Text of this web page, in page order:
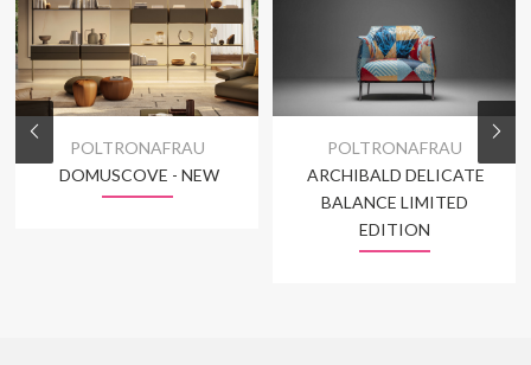
POLTRONAFRAU
DOMUSCOVE - NEW
POLTRONAFRAU
ARCHIBALD DELICATE
BALANCE LIMITED
EDITION